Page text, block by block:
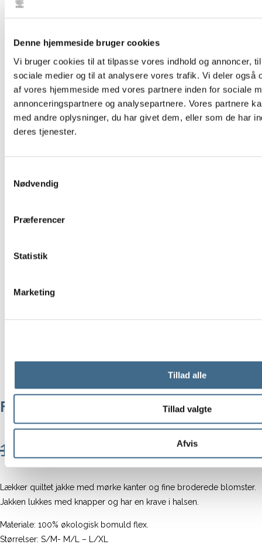
Denne hjemmeside bruger cookies
Vi bruger cookies til at tilpasse vores indhold og annoncer,
sociale medier og til at analysere vores trafik. Vi deler også
af vores hjemmeside med vores partnere inden for sociale
annonceringspartnere og analysepartnere. Vores partnere
med andre oplysninger, du har givet dem, eller som de har
deres tjenester.
Nødvendig
Præferencer
Statistik
Marketing
Tillad alle
Tillad valgte
Afvis
Flora Quiltet Jakke | Habiba – Berry
1.800,00
oprindelige
pris
var:
1.800,00 kr..
1.260,00
pris
Lækker quiltet jakke med mørke kanter og fine broderede blomster.
Jakken lukkes med knapper og har en krave i halsen.
Materiale: 100% økologisk bomuld flex.
Størrelser: S/M- M/L – L/XL